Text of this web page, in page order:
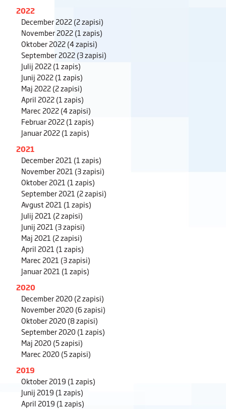
2022
December 2022(2 zapisi)
November 2022(1 zapis)
Oktober 2022(4 zapisi)
September 2022(3 zapisi)
Julij 2022(1 zapis)
Junij 2022(1 zapis)
Maj 2022(2 zapisi)
April 2022(1 zapis)
Marec 2022(4 zapisi)
Februar 2022(1 zapis)
Januar 2022(1 zapis)
2021
December 2021 (1 zapis)
November 2021 (3 zapisi)
Oktober 2021 (1 zapis)
September 2021 (2 zapisi)
Avgust 2021 (1 zapis)
Julij 2021 (2 zapisi)
Junij 2021 (3 zapisi)
Maj 2021 (2 zapisi)
April 2021 (1 zapis)
Marec 2021 (3 zapisi)
Januar 2021 (1 zapis)
2020
December 2020(2 zapisi)
November 2020(6 zapisi)
Oktober 2020(8 zapisi)
September 2020(1 zapis)
Maj 2020(5 zapisi)
Marec 2020(5 zapisi)
2019
Oktober 2019 (1 zapis)
Junij 2019 (1 zapis)
April 2019 (1 zapis)